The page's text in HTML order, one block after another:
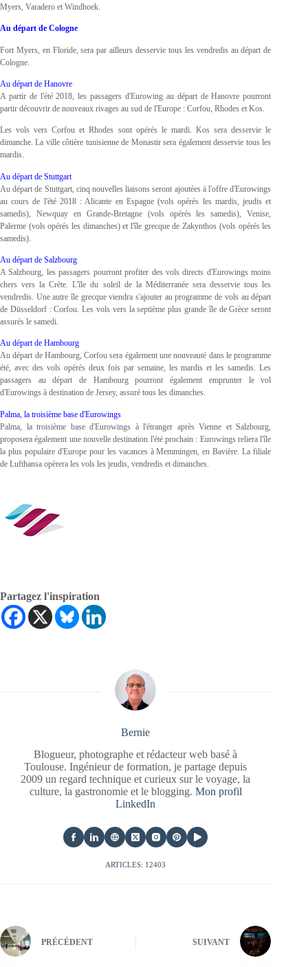
Myers, Varadero et Windhoek.
Au départ de Cologne
Fort Myers, en Floride, sera par ailleurs desservie tous les vendredis au départ de
Cologne.
Au départ de Hanovre
A partir de l'été 2018, les passagers d'Eurowing au départ de Hanovre pourront
partir découvrir de nouveaux rivages au sud de l'Europe : Corfou, Rhodes et Kos.
Les vols vers Corfou et Rhodes sont opérés le mardi. Kos sera desservie le
dimanche. La ville côtière tunisienne de Monastir sera également desservie tous les
mardis.
Au départ de Stuttgart
Au départ de Stuttgart, cinq nouvelles liaisons seront ajoutées à l'offre d'Eurowings
au cours de l'été 2018 : Alicante en Espagne (vols opérés les mardis, jeudis et
samedis), Newquay en Grande-Bretagne (vols opérés les samedis), Venise,
Palerme (vols opérés les dimanches) et l'île grecque de Zakynthos (vols opérés les
samedis).
Au départ de Salzbourg
A Salzbourg, les passagers pourront profiter des vols directs d'Eurowings moins
chers vers la Crète. L'île du soleil de la Méditerranée sera desservie tous les
vendredis. Une autre île grecque viendra s'ajouter au programme de vols au départ
de Düsseldorf : Corfou. Les vols vers la septième plus grande île de Grèce seront
assurés le samedi.
Au départ de Hambourg
Au départ de Hambourg, Corfou sera également une nouveauté dans le programme
été, avec des vols opérés deux fois par semaine, les mardis et les samedis. Les
passagers au départ de Hambourg pourront également emprunter le vol
d'Eurowings à destination de Jersey, assuré tous les dimanches.
Palma, la troisième base d'Eurowings
Palma, la troisième base d'Eurowings à l'étranger après Vienne et Salzbourg,
proposera également une nouvelle destination l'été prochain : Eurowings reliera l'île
la plus populaire d'Europe pour les vacances à Memmingen, en Bavière. La filiale
de Lufthansa opèrera les vols les jeudis, vendredis et dimanches.
Partagez l'inspiration
Bernie
Blogueur, photographe et rédacteur web basé à
Toulouse. Ingénieur de formation, je partage depuis
2009 un regard technique et curieux sur le voyage, la
culture, la gastronomie et le blogging. Mon profil
LinkedIn
ARTICLES: 12403
PRÉCÉDENT SUIVANT